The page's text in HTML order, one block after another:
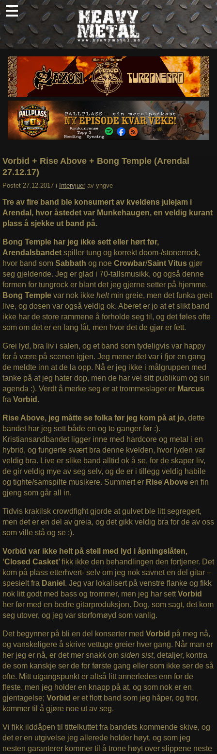
Skip
to
content
Nyheter
Omtaler
Intervjuer
Om oss
Abonner
Søk
Vorbid + Rise Above + Bong Temple (Arendal
27.12.17)
Postet 27.12.2017 i Intervjuer av yngve
Tre av fire band ble konsumert av kveldens julejam i
Arendal, hvor åstedet var Munkehaugen, en veldig kurant
plass å sjekke ut band på.
Bong Temple har jeg ikke sett eller hørt før,
Arendalsbandet spiller tung og korrekt doom-/stonerrock,
hvor band som Sabbath og noe Crowbar/Saint Vitus gjør
seg gjeldende. Jeg er glad i 70-tallsmusikk, og også denne
formen for tungrock er blant det jeg gjerne setter på hjemme.
Bong Templevar nok ikke helt min greie, men det funka greit
live, og dosen var også veldig ok. Aberet er jo at et slikt band
ikke har de store rammene å forholde seg til, og det føles ofte
som om det er en lang låt, men hvor det de gjør er fett.
Grei lyd, bra liv i salen, og et band som tydeligvis var happy
for å være på scenen igjen. Jeg mener det var i fjor en gang
de meldte inn at de la opp. Nå er jeg ikke i målgruppen med
tanke på at jeg hater dop, men de har vel sitt publikum og sin
agenda :). Verdt å merke seg er at trommeslager er Marcus
fra Vorbid .
Rise Above, jeg måtte se folka før jeg kom på at jo,dette
bandet har jeg sett både en og to ganger før :).
Kristiansandbandet ligger inne med hardcore og metal i en
hybrid, og fungerte svært bra denne kvelden, hvor lyden var
veldig bra. Live er slike band alltid ok å se, for de skaper liv,
de gir veldig mye av seg selv, og de er i tillegg veldig habile
og tighte/samspilte musikere. Summert er Rise Aboveen fin
gjeng som går all in.
Tidvis krakilsk crowdfight gjorde at gulvet ble litt segregert,
men det er en del av greia, og det gikk veldig bra for de av oss
som ville stå og se :).
Vorbid var ikke helt på stell med lyd i åpningslåten,
‘Closed Casket’fikk ikke den behandlingen den fortjener. Det
kom på plass etterhvert- selv om jeg nok savnet en del gitar –
spesielt fra Daniel . Jeg var lokalisert på venstre flanke og fikk
nok litt godt med bass og trommer, men jeg har settVorbid
her før med en bedre gitarproduksjon. Dog, som sagt, det kom
seg utover, og jeg var storfornøyd som vanlig.
Det begynner på bli en del konserter med Vorbid på meg nå,
og vanskeligere å skrive vettuge greier hver gang. Når man er
her jeg er nå, er det mer snakk om siden sist, detaljer, kontra
de som kanskje ser de for første gang eller som ikke ser de så
ofte. Mitt utgangspunkt er altså litt annerledes enn for de
fleste, men jeg holder en knapp på at, og som nok er en
gjentagelse; Vorbid er et flott band som jeg håper, og tror,
kommer til å gjøre noe ut av seg.
Vi fikk ilddåpen til tittelkuttet fra bandets kommende skive, og
det er en utgivelse jeg allerede holder høyt, og som jeg
nesten garanterer kommer til å trone høyt over slippene neste